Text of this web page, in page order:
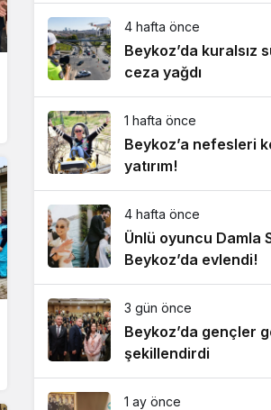
4 hafta önce
Beykoz’da kuralsız
ceza yağdı
1 hafta önce
Beykoz’a nefesleri
yatırım!
4 hafta önce
Ünlü oyuncu Damla
Beykoz’da evlendi!
3 gün önce
Beykoz’da gençler
şekillendirdi
1 ay önce